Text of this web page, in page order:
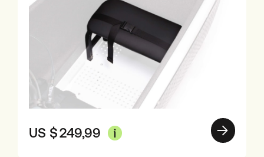
US $249,99